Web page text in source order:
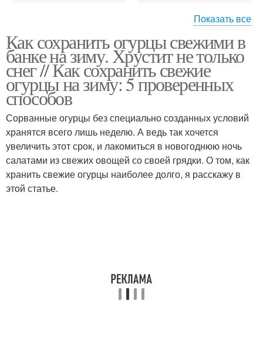
Огурцов для хранения
холодильнике
Показать все
Как сохранить огурцы свежими в
банке на зиму. Хрустит не только
снег // Как сохранить свежие
огурцы на зиму: 5 проверенных
способов
Сорванные огурцы без специально созданных условий
хранятся всего лишь неделю. А ведь так хочется
увеличить этот срок, и лакомиться в новогоднюю ночь
салатами из свежих овощей со своей грядки. О том, как
хранить свежие огурцы наиболее долго, я расскажу в
этой статье.